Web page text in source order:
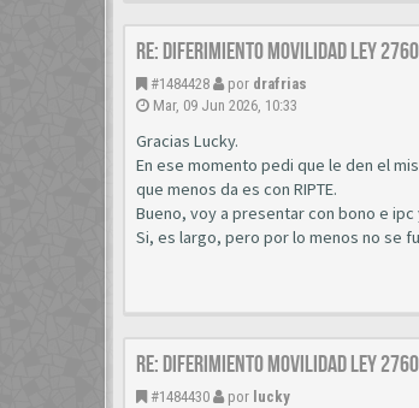
Re: diferimiento movilidad ley
#1484428 por drafrias
Mar, 09 Jun 2026, 10:33
Gracias Lucky.
En ese momento pedi que le den el
que menos da es con RIPTE.
Bueno, voy a presentar con bono e ipc
Si, es largo, pero por lo menos no se
Re: diferimiento movilidad ley
#1484430 por lucky